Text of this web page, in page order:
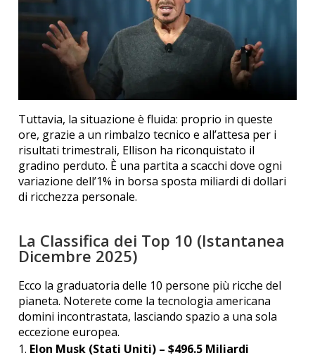
Tuttavia, la situazione è fluida: proprio in queste
ore, grazie a un rimbalzo tecnico e all’attesa per i
risultati trimestrali, Ellison ha riconquistato il
gradino perduto. È una partita a scacchi dove ogni
variazione dell’1% in borsa sposta miliardi di dollari
di ricchezza personale.
La Classifica dei Top 10 (Istantanea
Dicembre 2025)
Ecco la graduatoria delle 10 persone più ricche del
pianeta. Noterete come la tecnologia americana
domini incontrastata, lasciando spazio a una sola
eccezione europea.
Elon Musk (Stati Uniti) – $496.5 Miliardi